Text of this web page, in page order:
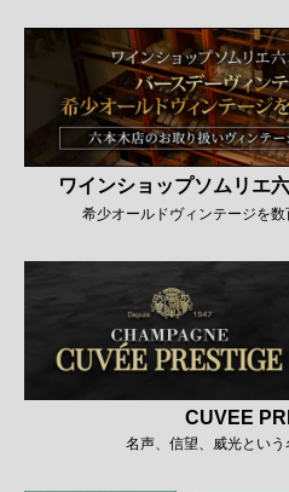
ワインショップソムリエ
希少オールドヴィンテージを
CUVEE
名声、信望、威光という